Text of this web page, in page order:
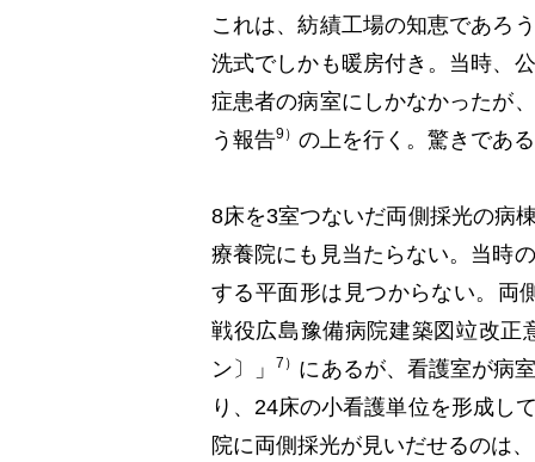
これは、紡績工場の知恵であろ
洗式でしかも暖房付き。当時、
症患者の病室にしかなかったが
う報告9） の上を行く。驚きであ
8床を3室つないだ両側採光の病
療養院にも見当たらない。当時
する平面形は見つからない。両
戦役広島豫備病院建築図竝改正
ン〕」
7） にあるが、看護室が病
り、24床の小看護単位を形成し
院に両側採光が見いだせるのは